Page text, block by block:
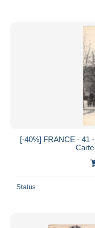
[-40%] FRANCE - 41
Status